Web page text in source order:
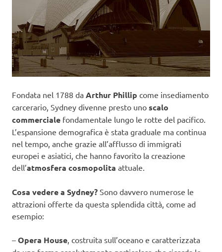
Fondata nel 1788 da Arthur Phillip come insediamento
carcerario, Sydney divenne presto uno scalo
commerciale fondamentale lungo le rotte del pacifico.
L’espansione demografica è stata graduale ma continua
nel tempo, anche grazie all’afflusso di immigrati
europei e asiatici, che hanno favorito la creazione
dell’atmosfera cosmopolita attuale.
Cosa vedere a Sydney? Sono davvero numerose le
attrazioni offerte da questa splendida città, come ad
esempio:
– Opera House , costruita sull’oceano e caratterizzata